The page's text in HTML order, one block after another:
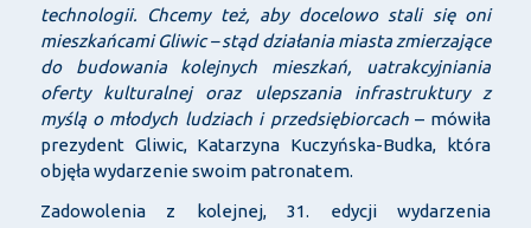
technologii. Chcemy też, aby docelowo stali się oni
mieszkańcami Gliwic – stąd działania miasta zmierzające
do budowania kolejnych mieszkań, uatrakcyjniania
oferty kulturalnej oraz ulepszania infrastruktury z
myślą o młodych ludziach i przedsiębiorcach – mówiła
prezydent Gliwic, Katarzyna Kuczyńska-Budka, która
objęła wydarzenie swoim patronatem.
Zadowolenia z kolejnej, 31. edycji wydarzenia